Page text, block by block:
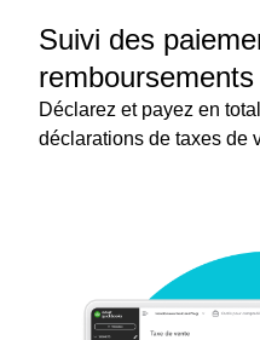
Suivi des
remboursements
Déclarez et payez en
déclarations de taxes de